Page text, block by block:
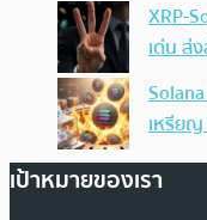
XRP-
เด่น ส่
เหรีย
เป้าหมายของเรา